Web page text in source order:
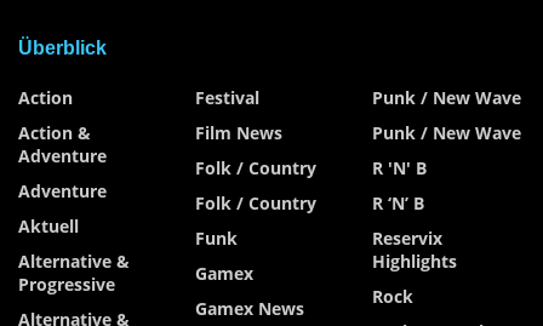
Überblick
Action
Action &
Adventure
Adventure
Aktuell
Alternative &
Progressive
Alternative &
Festival
Film News
Folk / Country
Folk / Country
Funk
Gamex
Gamex News
Punk / New Wave
Punk / New Wave
R 'n' B
R ‘n’ B
Reservix
Highlights
Rock